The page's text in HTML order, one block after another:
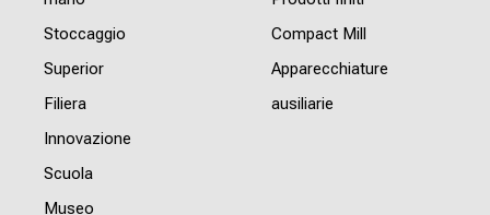
Stoccaggio
Superior
Filiera
Innovazione
Scuola
Museo
Compact Mill
Apparecchiature
ausiliarie